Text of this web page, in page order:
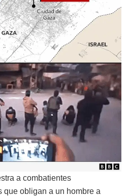
a combatientes
que obligan a un hombre a